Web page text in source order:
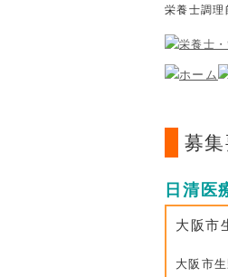
栄養士調理
募
日清医
大阪市
大阪市